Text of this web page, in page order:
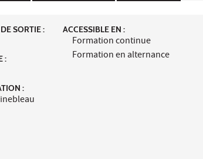
SORTIE :
:
:
ACCESSIBLE EN :
Formation continue
Formation en alternance